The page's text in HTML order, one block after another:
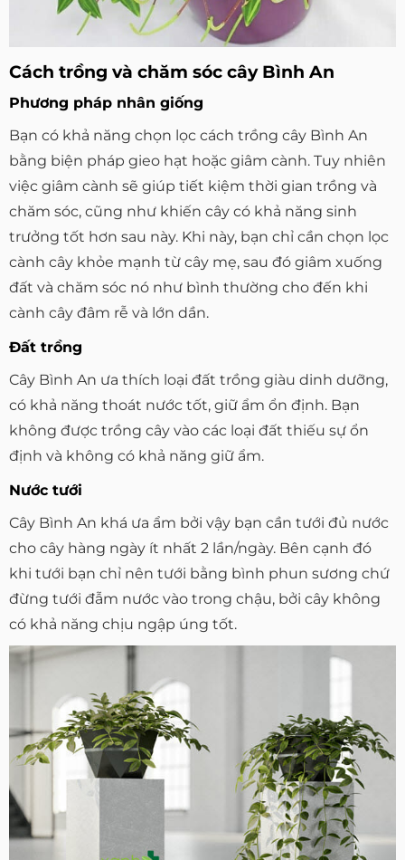
Cách trồng và chăm sóc cây Bình An
Phương pháp nhân giống
Bạn có khả năng chọn lọc cách trồng cây Bình An
bằng biện pháp gieo hạt hoặc giâm cành. Tuy nhiên
việc giâm cành sẽ giúp tiết kiệm thời gian trồng và
chăm sóc, cũng như khiến cây có khả năng sinh
trưởng tốt hơn sau này. Khi này, bạn chỉ cần chọn lọc
cành cây khỏe mạnh từ cây mẹ, sau đó giâm xuống
đất và chăm sóc nó như bình thường cho đến khi
cành cây đâm rễ và lớn dần.
Đất trồng
Cây Bình An ưa thích loại đất trồng giàu dinh dưỡng,
có khả năng thoát nước tốt, giữ ẩm ổn định. Bạn
không được trồng cây vào các loại đất thiếu sự ổn
định và không có khả năng giữ ẩm.
Nước tưới
Cây Bình An khá ưa ẩm bởi vậy bạn cần tưới đủ nước
cho cây hàng ngày ít nhất 2 lần/ngày. Bên cạnh đó
khi tưới bạn chỉ nên tưới bằng bình phun sương chứ
đừng tưới đẫm nước vào trong chậu, bởi cây không
có khả năng chịu ngập úng tốt.